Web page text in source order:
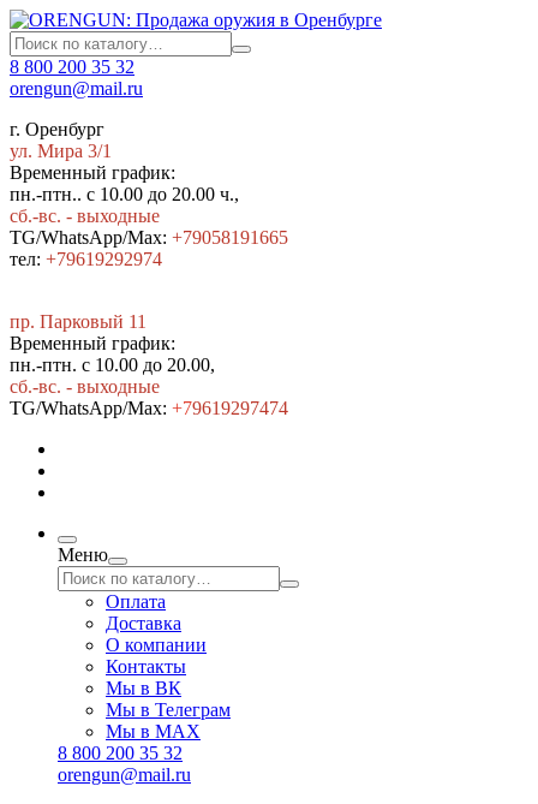
8 800 200 35 32
orengun@mail.ru
г. Оренбург
ул. Мира 3/1
Временный график:
пн.-птн.. с 10.00 до 20.00 ч.,
сб.-вс. - выходные
TG/WhatsApp/Max: +79058191665
тел: +79619292974
пр. Парковый 11
Временный график:
пн.-птн. с 10.00 до 20.00,
сб.-вс. - выходные
TG/WhatsApp/Max: +79619297474
Меню
Оплата
Доставка
О компании
Контакты
Мы в ВК
Мы в Телеграм
Мы в МAX
8 800 200 35 32
orengun@mail.ru